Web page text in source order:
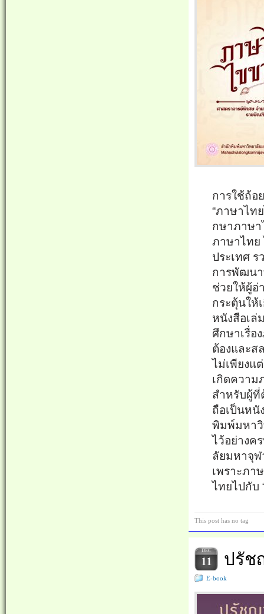
การใช้ถ้อ
“ภาษาไท
กษาภาษา
ภาษาไทย
ประเทศ ร
การพัฒน
ช่วยให้ผู้อ่
กระตุ้นให้
หนังสือเล่
ศึกษาเรื่อ
ต้องและส
ไม่เพียงแ
เกิดความ
สำหรับผู้ที่
ถือเป็นหนั
พิมพ์มหา
ไว้อย่างค
ลัยมหาจุ
เพราะภา
ไทยไปกับ
This post has no tag
DEC
11 ปรัช
E-book